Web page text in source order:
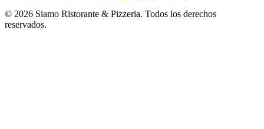
© 2026 Siamo Ristorante & Pizzeria. Todos los derechos
reservados.